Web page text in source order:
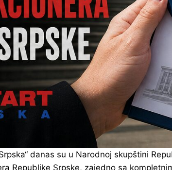
danas su u Narodnoj skupštini
Republike Srpske, zajedno sa